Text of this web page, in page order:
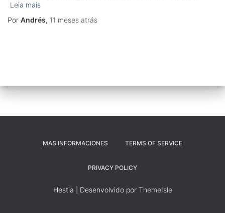
Leia mais
Por Andrés, 11 meses atrás
MAS INFORMACIONES TERMS OF SERVICE
PRIVACY POLICY
Hestia | Desenvolvido por ThemeIsle